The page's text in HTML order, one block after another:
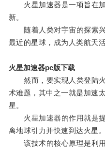
火星加速器是一项旨在加
新。
随着人类对宇宙的探索兴
最近的星球，成为人类航天
火星加速器pc版下载
然而，要实现人类登陆火
术难题，其中之一就是加速
星。
火星加速器的作用就是提
离地球引力并快速到达火星。
该技术的核心原理是利用